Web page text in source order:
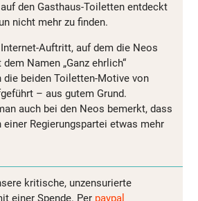
den Gasthaus-Toiletten entdeckt
nicht mehr zu finden.
Auftritt, auf dem die Neos
Namen „Ganz ehrlich“
die beiden Toiletten-Motive von
– aus gutem Grund.
auch bei den Neos bemerkt, dass
Regierungspartei etwas mehr
kritische, unzensurierte
einer Spende. Per paypal